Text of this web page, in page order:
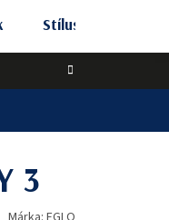
Stílus szerint
3